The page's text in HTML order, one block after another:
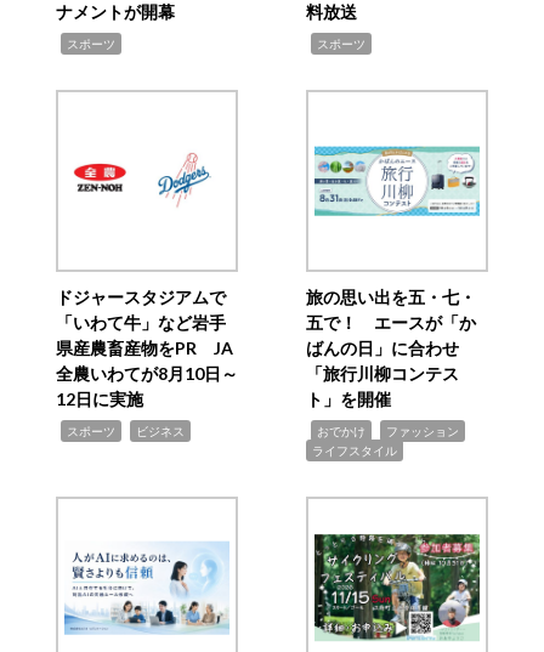
ナメントが開幕
スポーツ
料放送
スポーツ
ドジャースタジアムで
「いわて牛」など岩手
県産農畜産物をPR JA
全農いわてが8月10日～
12日に実施
スポーツ ビジネス
旅の思い出を五・七・
五で！ エースが「か
ばんの日」に合わせ
「旅行川柳コンテス
ト」を開催
おでかけ ファッション
ライフスタイル